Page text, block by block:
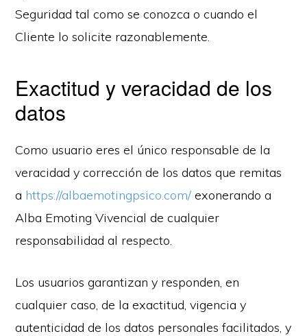
Seguridad tal como se conozca o cuando el
Cliente lo solicite razonablemente.
Exactitud y veracidad de los
datos
Como usuario eres el único responsable de la
veracidad y corrección de los datos que remitas
a https://albaemotingpsico.com/exonerando a
Alba Emoting Vivencial de cualquier
responsabilidad al respecto.
Los usuarios garantizan y responden, en
cualquier caso, de la exactitud, vigencia y
autenticidad de los datos personales facilitados, y